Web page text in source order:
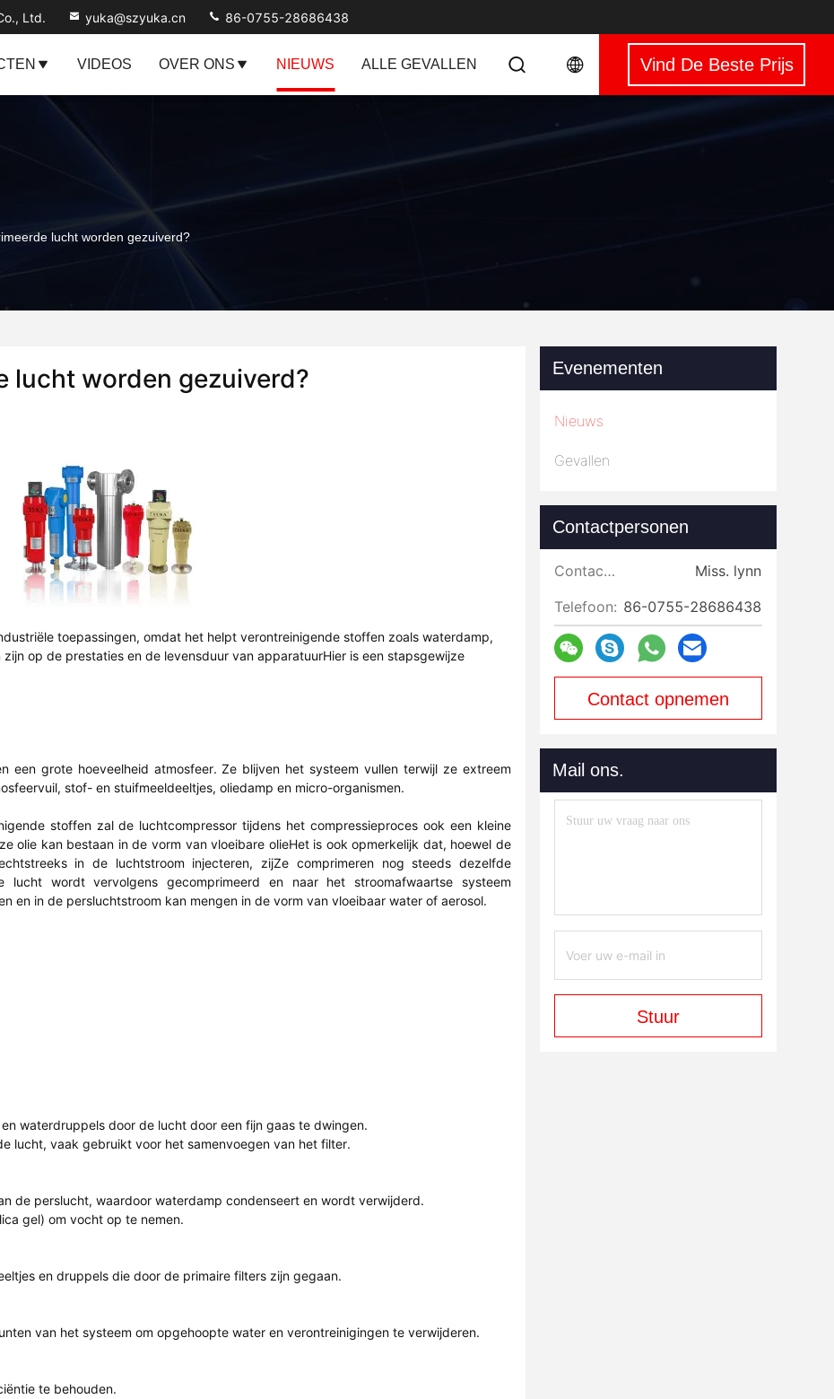
Ltd. yuka@szyuka.cn 86-0755-28686438
VIDEOS OVER ONS NIEUWS ALLE GEVALLEN Vind De Beste Prijs
lucht worden gezuiverd?
lucht worden gezuiverd?
toepassingen, omdat het helpt verontreinigende stoffen zoals waterdamp,
op de prestaties en de levensduur van apparatuurHier is een stapsgewijze
een grote hoeveelheid atmosfeer. Ze blijven het systeem vullen terwijl ze extreem
stof- en stuifmeeldeeltjes, oliedamp en micro-organismen.
stoffen zal de luchtcompressor tijdens het compressieproces ook een kleine
olie kan bestaan in de vorm van vloeibare olieHet is ook opmerkelijk dat, hoewel de
in de luchtstroom injecteren, zijZe comprimeren nog steeds dezelfde
lucht wordt vervolgens gecomprimeerd en naar het stroomafwaartse systeem
en in de persluchtstroom kan mengen in de vorm van vloeibaar water of aerosol.
waterdruppels door de lucht door een fijn gaas te dwingen.
lucht, vaak gebruikt voor het samenvoegen van het filter.
de perslucht, waardoor waterdamp condenseert en wordt verwijderd.
gel) om vocht op te nemen.
en druppels die door de primaire filters zijn gegaan.
van het systeem om opgehoopte water en verontreinigingen te verwijderen.
te behouden.
Evenementen
Nieuws
Gevallen
Contactpersonen
Contactpersonen:
Miss. lynn
Telefoon: 86-0755-28686438
Contact opnemen
Mail ons.
Stuur